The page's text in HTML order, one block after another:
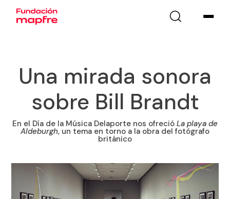
Una mirada sonora
sobre Bill Brandt
En el Día de la Música Delaporte nos ofreció La playa de
Aldeburgh, un tema en torno a la obra del fotógrafo
británico